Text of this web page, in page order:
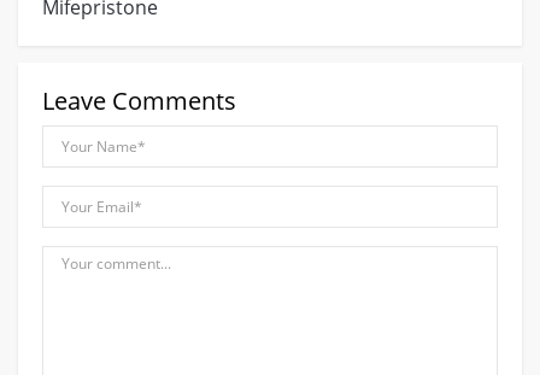
Mifepristone
Leave Comments